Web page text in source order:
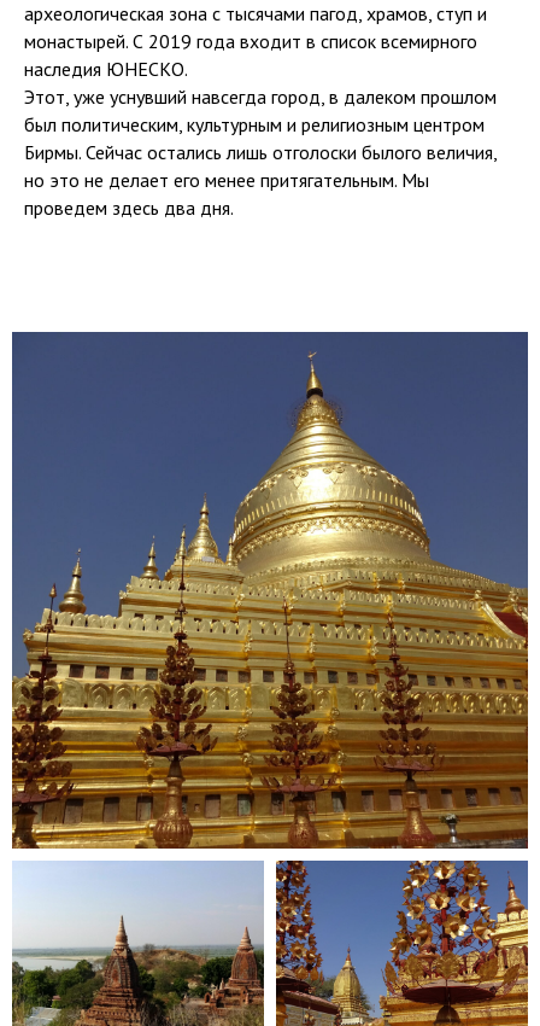
археологическая зона с тысячами пагод, храмов, ступ и
монастырей. С 2019 года входит в список всемирного
наследия ЮНЕСКО.
Этот, уже уснувший навсегда город, в далеком прошлом
был политическим, культурным и религиозным центром
Бирмы. Сейчас остались лишь отголоски былого величия,
но это не делает его менее притягательным. Мы
проведем здесь два дня.